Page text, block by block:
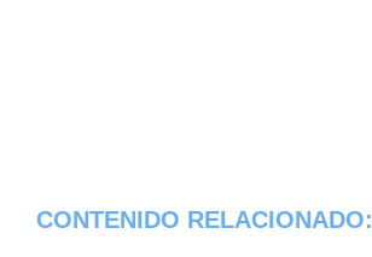
CONTENIDO RELACIONADO: